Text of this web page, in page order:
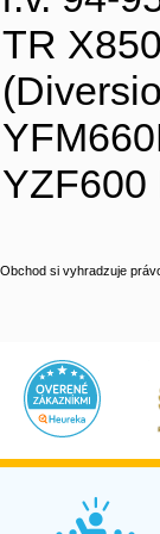
TR
YZF600
Obchod si vyhradzuje